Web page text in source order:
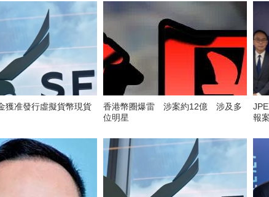
獲准發行虛擬貨幣現貨
香港幣圈爆雷 涉案約12億 涉及多
位明星
報